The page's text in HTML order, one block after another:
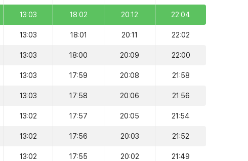
13:03 18:02 20:12 22:04
13:03 18:01 20:11 22:02
13:03 18:00 20:09 22:00
13:03 17:59 20:08 21:58
13:03 17:58 20:06 21:56
13:02 17:57 20:05 21:54
13:02 17:56 20:03 21:52
13:02 17:55 20:02 21:49